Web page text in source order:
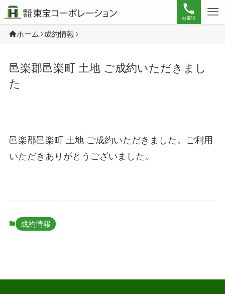
お電話
ホーム 成約情報
邑楽郡邑楽町 土地 ご成約いただきまし
た
邑楽郡邑楽町 土地 ご成約いただきました。ご利用
いただきありがとうございました。
成約情報